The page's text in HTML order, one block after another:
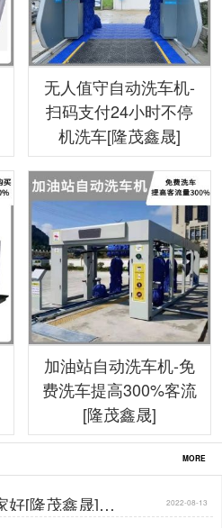
无人值守自动洗车机-
扫码支付24小时不停
机洗车[隆茂鑫晟]
加油站自动洗车机-免
费洗车提高300%客流
[隆茂鑫晟]
MORE
好[隆茂鑫晟]… 2022-08-13